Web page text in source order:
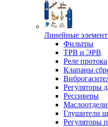
Линейные
Фильтры
ТРВ и ЭРВ
Реле протока
Клапаны
Регуляторы
Рессиверы
Глушители
Регуляторы